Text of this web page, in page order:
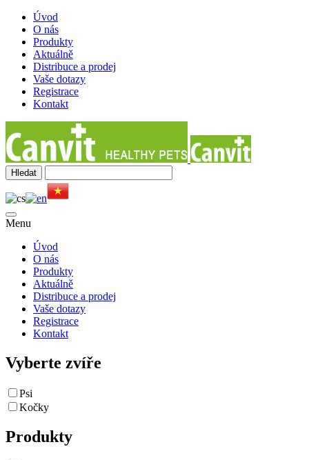
Úvod
O nás
Produkty
Aktuálně
Distribuce a prodej
Vaše dotazy
Registrace
Kontakt
Menu
Úvod
O nás
Produkty
Aktuálně
Distribuce a prodej
Vaše dotazy
Registrace
Kontakt
Vyberte zvíře
Psi
Kočky
Produkty